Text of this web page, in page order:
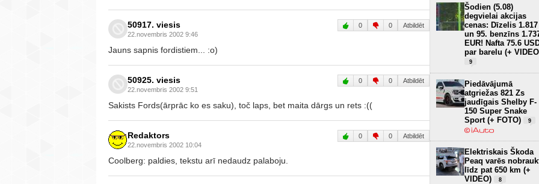
50917. viesis
22.novembris 2002 9:46
0 0 Atbildēt
Jauns sapnis fordistiem... :o)
50925. viesis
22.novembris 2002 9:51
0 0 Atbildēt
Sakists Fords(ārprāc ko es saku), toč laps, bet maita dārgs un rets :((
Redaktors
22.novembris 2002 10:04
0 0 Atbildēt
Coolberg: paldies, tekstu arī nedaudz palaboju.
Šodien (5.08)
degvielai akcijas
cenas: Dīzelis 1.817
un 95. benzīns
EUR! Nafta 75.6
par barelu (+
9
Piedāvājumā
atgriežas 821 Zs
jaudīgais Shelby F-
150 Super Snake
Sport (+ FOTO)
9
Elektriskais Škoda
Peaq varēs
līdz pat 650 km (+
VIDEO)
8